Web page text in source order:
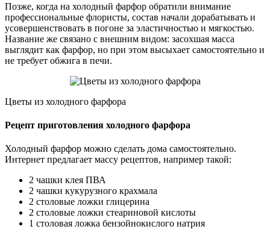
Позже, когда на холодный фарфор обратили внимание
профессиональные флористы, состав начали дорабатывать и
усовершенствовать в погоне за эластичностью и мягкостью.
Название же связано с внешним видом: засохшая масса
выглядит как фарфор, но при этом высыхает самостоятельно и
не требует обжига в печи.
Цветы из холодного фарфора
Рецепт приготовления холодного фарфора
Холодный фарфор можно сделать дома самостоятельно.
Интернет предлагает массу рецептов, например такой:
2 чашки клея ПВА
2 чашки кукурузного крахмала
2 столовые ложки глицерина
2 столовые ложки стеариновой кислоты
1 столовая ложка бензойнокислого натрия